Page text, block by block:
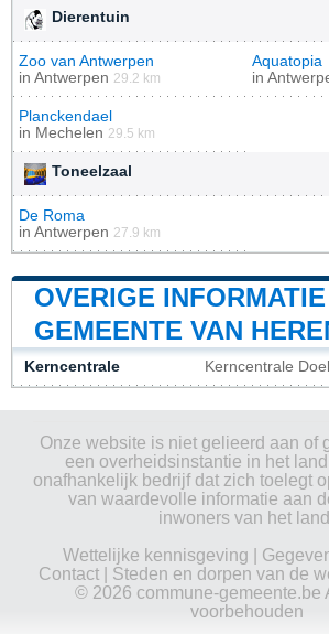
Dierentuin
Zoo van Antwerpen
in Antwerpen 29.2 km
Aquatopia
in
Planckendael
in Mechelen 29.5 km
Toneelzaal
De Roma
in Antwerpen 27.9 km
OVERIGE
GEMEENTE VAN
Kerncentrale Kerncentrale Doel
Onze website is niet gelieerd aan of
een overheidsinstantie in het
onafhankelijk bedrijf dat zich toelegt
van waardevolle informatie aan
inwoners van het
Wettelijke kennisgeving
Contact| Steden en dorpen van de
© 2026 commune-gemeente.be
voorbehouden